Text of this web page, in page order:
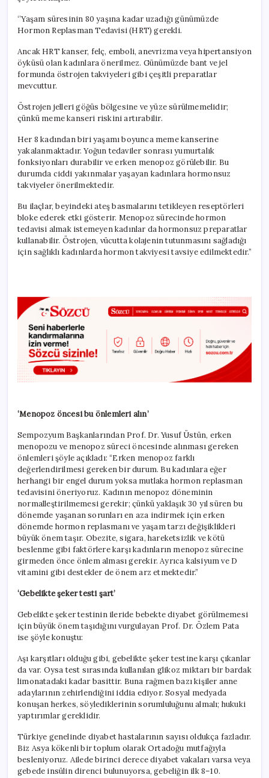
‘’Yaşam süresinin 80 yaşına kadar uzadığı günümüzde
Hormon Replasman Tedavisi (HRT) gerekli.
Ancak HRT kanser, felç, emboli, anevrizma veya hipertansiyon
öyküsü olan kadınlara önerilmez. Günümüzde bant ve jel
formunda östrojen takviyeleri gibi çeşitli preparatlar
mevcuttur.
Östrojen jelleri göğüs bölgesine ve yüze sürülmemelidir;
çünkü meme kanseri riskini artırabilir.
Her 8 kadından biri yaşamı boyunca meme kanserine
yakalanmaktadır. Yoğun tedaviler sonrası yumurtalık
fonksiyonları durabilir ve erken menopoz görülebilir. Bu
durumda ciddi yakınmalar yaşayan kadınlara hormonsuz
takviyeler önerilmektedir.
Bu ilaçlar, beyindeki ateş basmalarını tetikleyen reseptörleri
bloke ederek etki gösterir. Menopoz sürecinde hormon
tedavisi almak istemeyen kadınlar da hormonsuz preparatlar
kullanabilir. Östrojen, vücutta kolajenin tutunmasını sağladığı
için sağlıklı kadınlarda hormon takviyesi tavsiye edilmektedir.”
‘Menopoz öncesi bu önlemleri alın’
Sempozyum Başkanlarından Prof. Dr. Yusuf Üstün, erken
menopozu ve menopoz süreci öncesinde alınması gereken
önlemleri şöyle açıkladı: “Erken menopoz farklı
değerlendirilmesi gereken bir durum. Bu kadınlara eğer
herhangi bir engel durum yoksa mutlaka hormon replasman
tedavisini öneriyoruz. Kadının menopoz döneminin
normalleştirilmemesi gerekir; çünkü yaklaşık 30 yıl süren bu
dönemde yaşanan sorunları en aza indirmek için erken
dönemde hormon replasmanı ve yaşam tarzı değişiklikleri
büyük önem taşır. Obezite, sigara, hareketsizlik ve kötü
beslenme gibi faktörlere karşı kadınların menopoz sürecine
girmeden önce önlem alması gerekir. Ayrıca kalsiyum ve D
vitamini gibi destekler de önem arz etmektedir.”
‘Gebelikte şeker testi şart’
Gebelikte şeker testinin ileride bebekte diyabet görülmemesi
için büyük önem taşıdığını vurgulayan Prof. Dr. Özlem Pata
ise şöyle konuştu:
Aşı karşıtları olduğu gibi, gebelikte şeker testine karşı çıkanlar
da var. Oysa test sırasında kullanılan glikoz miktarı bir bardak
limonatadaki kadar basittir. Buna rağmen bazı kişiler anne
adaylarının zehirlendiğini iddia ediyor. Sosyal medyada
konuşan herkes, söylediklerinin sorumluluğunu almalı; hukuki
yaptırımlar gereklidir.
Türkiye genelinde diyabet hastalarının sayısı oldukça fazladır.
Biz Asya kökenli bir toplum olarak Ortadoğu mutfağıyla
besleniyoruz. Ailede birinci derece diyabet vakaları varsa veya
gebede insülin direnci bulunuyorsa, gebeliğin ilk 8–10.